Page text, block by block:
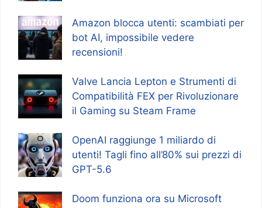
Amazon blocca utenti: scambiati per
bot AI, impossibile vedere
recensioni!
Valve Lancia Lepton e Strumenti di
Compatibilità FEX per Rivoluzionare
il Gaming su Steam Frame
OpenAI raggiunge 1 miliardo di
utenti! Tagli fino all’80% sui prezzi di
GPT-5.6
Doom funziona ora su Microsoft